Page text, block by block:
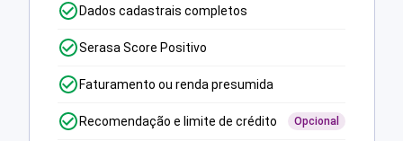
Dados cadastrais completos
Serasa Score Positivo
Faturamento ou renda presumida
Recomendação e limite de crédito Opcional